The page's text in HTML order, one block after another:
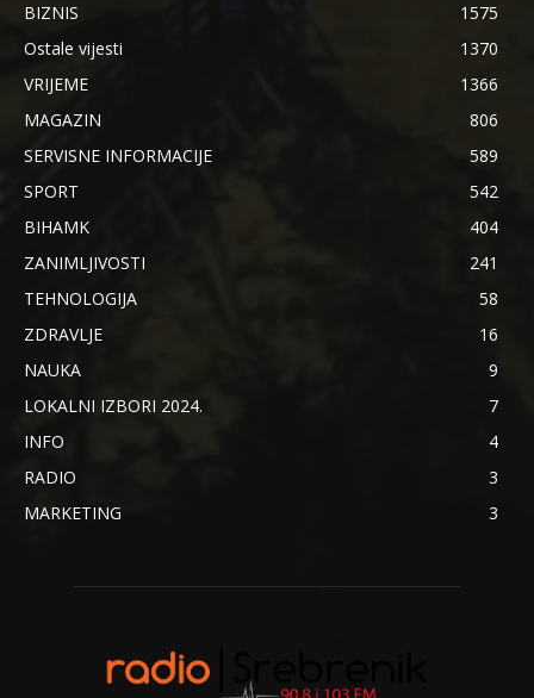
BIZNIS
1575
Ostale vijesti
1370
VRIJEME
1366
MAGAZIN
806
SERVISNE INFORMACIJE
589
SPORT
542
BIHAMK
404
ZANIMLJIVOSTI
241
TEHNOLOGIJA
58
ZDRAVLJE
16
NAUKA
9
LOKALNI IZBORI 2024.
7
INFO
4
RADIO
3
MARKETING
3